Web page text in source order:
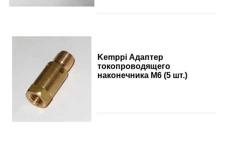
Kemppi Адаптер
токопроводящего
наконечника М6 (5 шт.)